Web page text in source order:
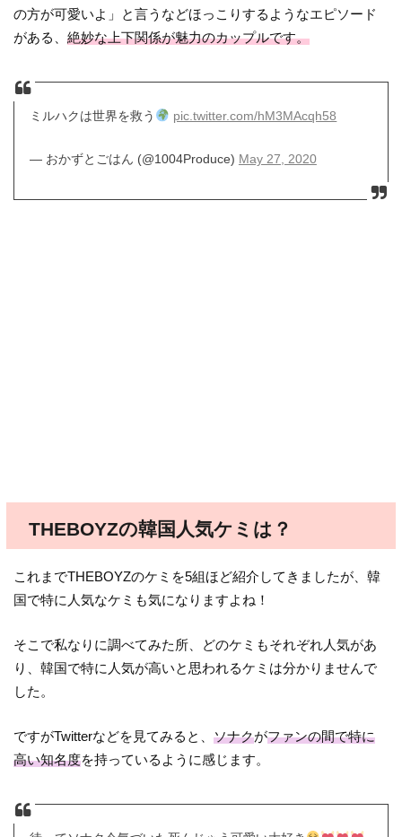
の方が可愛いよ」と言うなどほっこりするようなエピソード
がある、絶妙な上下関係が魅力のカップルです。
ミルハクは世界を救う pic.twitter.com/hM3MAcqh58
— おかずとごはん (@1004Produce) May 27, 2020
THEBOYZの韓国人気ケミは？
これまでTHEBOYZのケミを5組ほど紹介してきましたが、韓
国で特に人気なケミも気になりますよね！
そこで私なりに調べてみた所、どのケミもそれぞれ人気があ
り、韓国で特に人気が高いと思われるケミは分かりませんで
した。
ですがTwitterなどを見てみると、ソナクがファンの間で特に
高い知名度を持っているように感じます。